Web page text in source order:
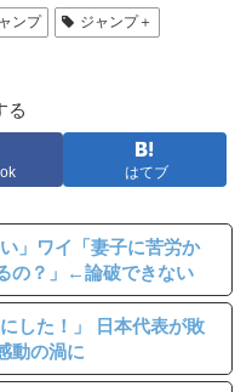
ンプ
ジャンプ＋
る
はてブ
」ワイ「妻子に苦労か
の？」←論破できない
した！」 日本代表が敗
動の渦に